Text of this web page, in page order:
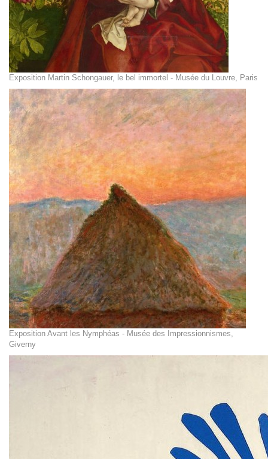
Exposition Martin Schongauer, le bel immortel - Musée du Louvre, Paris
Exposition Avant les Nymphéas - Musée des Impressionnismes,
Giverny